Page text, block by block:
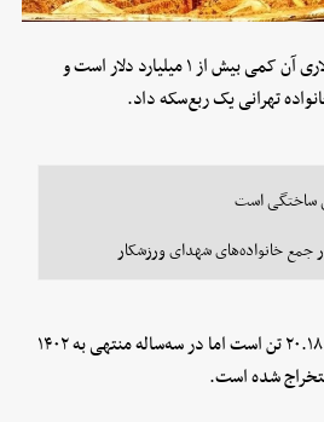
تن طلا در سال است که ارزش دلاری آن کمی بیش از ۱ میلیارد دلار است و
تهرانی یک ربع‌سکه داد.
ساختگی است
جمع خانواده‌های شهدای ورزشکار
ظرفت تولید سالانه طلا در ایران ۲۰.۱۸ تن است اما در سه‌ساله منتهی به ۱۴۰۲